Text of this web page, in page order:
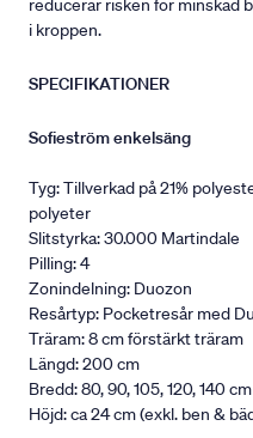
reducerar risken för minskad
i kroppen.
SPECIFIKATIONER
Sofieström enkelsäng
Tyg: Tillverkad på 21%
polyeter
Slitstyrka: 30.000 Martindale
Pilling: 4
Zonindelning: Duozon
Resårtyp: Pocketresår med
Träram: 8 cm förstärkt träram
Längd: 200 cm
Bredd: 80, 90, 105, 120, 140 cm
Höjd: ca 24 cm (exkl. ben &